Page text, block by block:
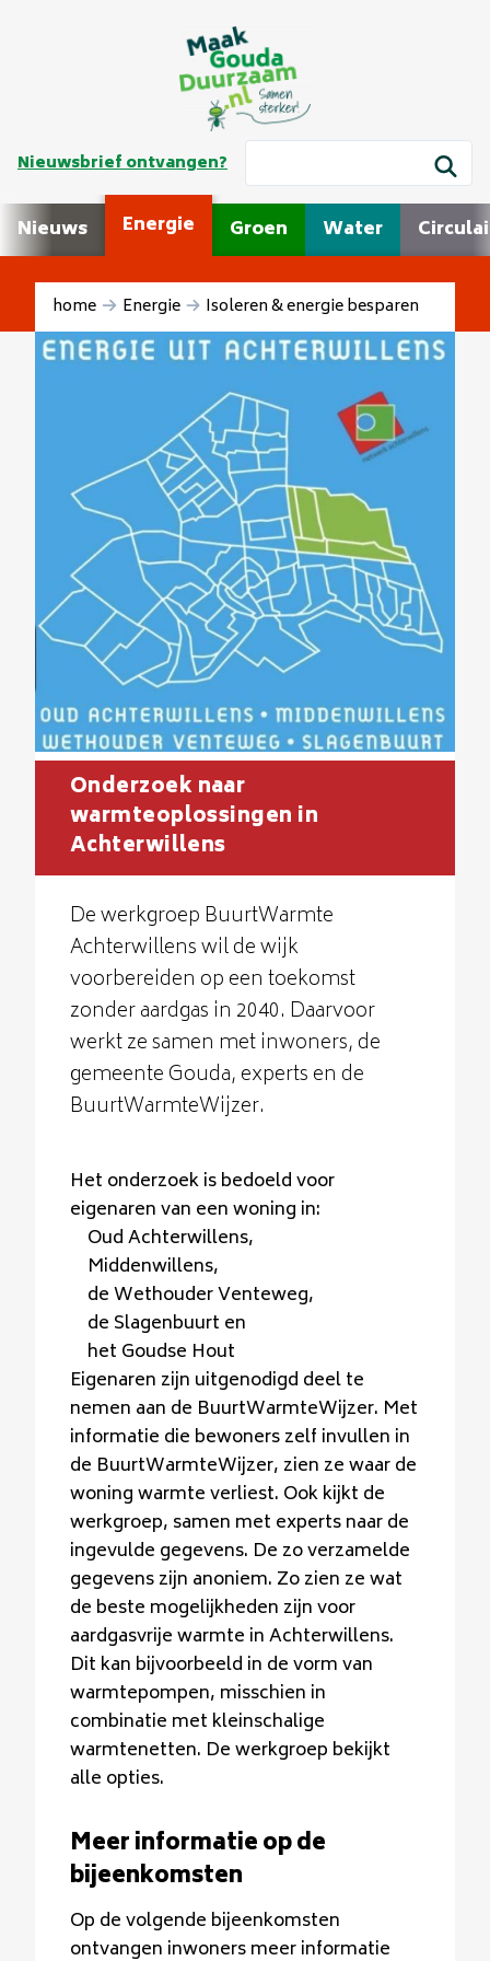
Nieuwsbrief ontvangen?
Nieuws Energie Groen Water
home Energie Isoleren & energie besparen
Onderzoek naar
warmteoplossingen in
Achterwillens
De werkgroep BuurtWarmte
Achterwillens wil de wijk
voorbereiden op een toekomst
zonder aardgas in 2040. Daarvoor
werkt ze samen met inwoners, de
gemeente Gouda, experts en de
BuurtWarmteWijzer.
Het onderzoek is bedoeld voor
eigenaren van een woning in:
Oud Achterwillens,
Middenwillens,
de Wethouder Venteweg,
de Slagenbuurt en
het Goudse Hout
Eigenaren zijn uitgenodigd deel te
nemen aan de BuurtWarmteWijzer. Met
informatie die bewoners zelf invullen in
de BuurtWarmteWijzer, zien ze waar de
woning warmte verliest. Ook kijkt de
werkgroep, samen met experts naar de
ingevulde gegevens. De zo verzamelde
gegevens zijn anoniem. Zo zien ze wat
de beste mogelijkheden zijn voor
aardgasvrije warmte in Achterwillens.
Dit kan bijvoorbeeld in de vorm van
warmtepompen, misschien in
combinatie met kleinschalige
warmtenetten. De werkgroep bekijkt
alle opties.
Meer informatie op de
bijeenkomsten
Op de volgende bijeenkomsten
ontvangen inwoners meer informatie